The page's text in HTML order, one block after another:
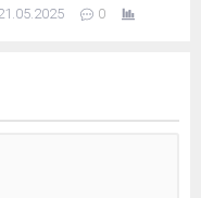
ve üst...
aramaları ve tarihi
0